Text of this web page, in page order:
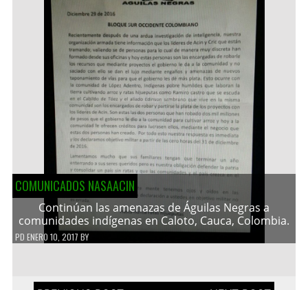
COMUNICADOS NASAACIN
Continúan las amenazas de Águilas Negras a
comunidades indígenas en Caloto, Cauca, Colombia.
PD ENERO 10, 2017 BY